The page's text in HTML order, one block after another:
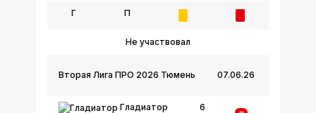
Г П
Не участвовал
07.06.26
Вторая Лига ПРО 2026 Тюмень
Гладиатор
6